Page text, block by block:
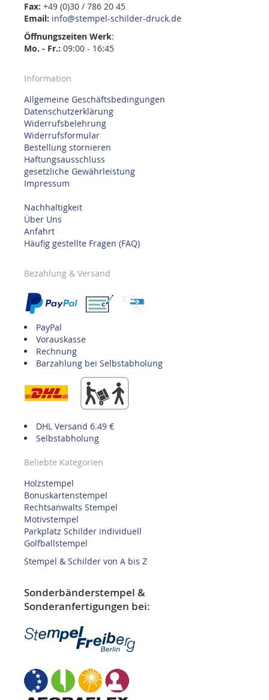
Fax: +49 (0)30 / 786 20 45
Email: info@stempel-schilder-druck.de
Öffnungszeiten Werk:
Mo. - Fr.: 09:00 - 16:45
Information
Allgemeine Geschäftsbedingungen
Datenschutzerklärung
Widerrufsbelehrung
Widerrufsformular
Bestellung stornieren
Haftungsausschluss
gesetzliche Gewährleistung
Impressum
Nachhaltigkeit
Über Uns
Anfahrt
Häufig gestellte Fragen (FAQ)
Bezahlung & Versand
PayPal
Vorauskasse
Rechnung
Barzahlung bei Selbstabholung
DHL Versand 6.49 €
Selbstabholung
Beliebte Kategorien
Holzstempel
Bonuskartenstempel
Rechtsanwalts Stempel
Motivstempel
Parkplatz Schilder individuell
Golfballstempel
Stempel & Schilder von A bis Z
Sonderbänderstempel &
Sonderanfertigungen bei: